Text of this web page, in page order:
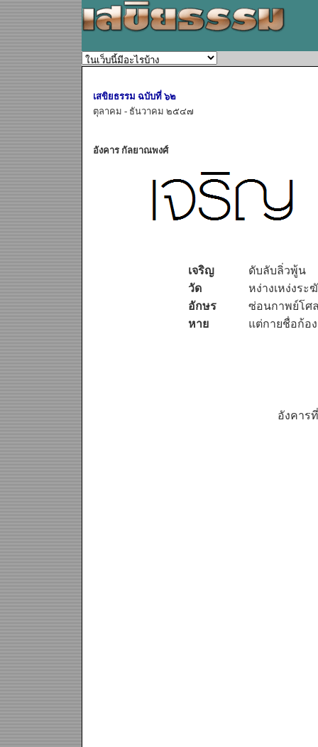
เสขิยธรรม ฉบับที่ ๖๒
ตุลาคม - ธันวาคม ๒๕๔๗
อังคาร กัลยาณพงศ์
เจริญ
ดับลับลิ่วพู้น
วัด
หง่างเหง่งระ
อักษร
ซ่อนกาพย์โศ
หาย
แต่กายชื่อก้อง
อังคาร